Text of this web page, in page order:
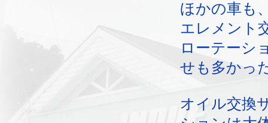
ほかの車も
エレメント
ローテーシ
せも多かっ
オイル交換